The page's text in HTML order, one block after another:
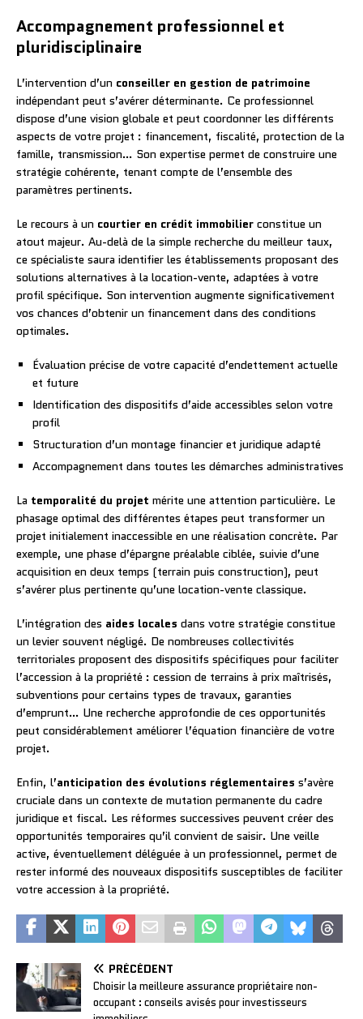
Accompagnement professionnel et
pluridisciplinaire
L’intervention d’un conseiller en gestion de patrimoine
indépendant peut s’avérer déterminante. Ce professionnel
dispose d’une vision globale et peut coordonner les différents
aspects de votre projet : financement, fiscalité, protection de la
famille, transmission… Son expertise permet de construire une
stratégie cohérente, tenant compte de l’ensemble des
paramètres pertinents.
Le recours à un courtier en crédit immobilier constitue un
atout majeur. Au-delà de la simple recherche du meilleur taux,
ce spécialiste saura identifier les établissements proposant des
solutions alternatives à la location-vente, adaptées à votre
profil spécifique. Son intervention augmente significativement
vos chances d’obtenir un financement dans des conditions
optimales.
Évaluation précise de votre capacité d’endettement actuelle
et future
Identification des dispositifs d’aide accessibles selon votre
profil
Structuration d’un montage financier et juridique adapté
Accompagnement dans toutes les démarches administratives
La temporalité du projet mérite une attention particulière. Le
phasage optimal des différentes étapes peut transformer un
projet initialement inaccessible en une réalisation concrète. Par
exemple, une phase d’épargne préalable ciblée, suivie d’une
acquisition en deux temps (terrain puis construction), peut
s’avérer plus pertinente qu’une location-vente classique.
L’intégration des aides locales dans votre stratégie constitue
un levier souvent négligé. De nombreuses collectivités
territoriales proposent des dispositifs spécifiques pour faciliter
l’accession à la propriété : cession de terrains à prix maîtrisés,
subventions pour certains types de travaux, garanties
d’emprunt… Une recherche approfondie de ces opportunités
peut considérablement améliorer l’équation financière de votre
projet.
Enfin, l’anticipation des évolutions réglementaires s’avère
cruciale dans un contexte de mutation permanente du cadre
juridique et fiscal. Les réformes successives peuvent créer des
opportunités temporaires qu’il convient de saisir. Une veille
active, éventuellement déléguée à un professionnel, permet de
rester informé des nouveaux dispositifs susceptibles de faciliter
votre accession à la propriété.
PRÉCÉDENT
Choisir la meilleure assurance propriétaire non-
occupant : conseils avisés pour investisseurs